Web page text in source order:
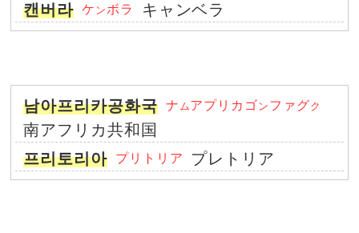
캔버라 ケ ン ボラ キャンベラ
남아프리카공화국 ナ ムアプリカゴン ファグク
南アフリカ共和国
프리토리아
プリトリア プレトリア